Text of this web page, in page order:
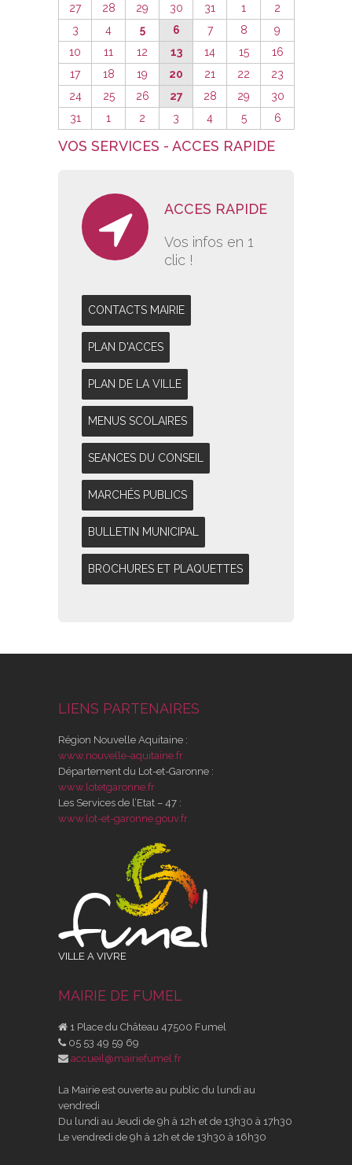
27 28 29 30 31 1
2
3
4 5 6 7 8
9
10
11 12 13 14 15
16
17
18 19 20 21 22
23
24
25 26 27 28 29
30
31
1 2 3 4 5 6
VOS SERVICES - ACCES RAPIDE
ACCES RAPIDE
Vos infos en 1
clic !
CONTACTS MAIRIE
PLAN D'ACCES
PLAN DE LA VILLE
MENUS SCOLAIRES
SEANCES DU CONSEIL
MARCHÉS PUBLICS
BULLETIN MUNICIPAL
BROCHURES ET PLAQUETTES
LIENS PARTENAIRES
Région Nouvelle Aquitaine :
www.nouvelle-aquitaine.fr
Département du Lot-et-Garonne :
www.lotetgaronne.fr
Les Services de l’Etat – 47 :
www.lot-et-garonne.gouv.fr
VILLE A VIVRE
MAIRIE DE FUMEL
1 Place du Château 47500 Fumel
05 53 49 59 69
accueil@mairiefumel.fr
La Mairie est ouverte au public du lundi au
vendredi
Du lundi au Jeudi de 9h à 12h et de 13h30 à 17h30
Le vendredi de 9h à 12h et de 13h30 à 16h30